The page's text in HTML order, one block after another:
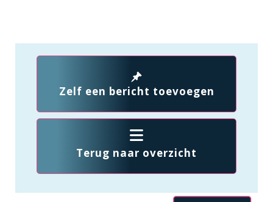
Zelf een bericht toevoegen
Terug naar overzicht